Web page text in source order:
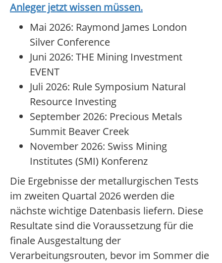
Anleger jetzt wissen müssen.
Mai 2026: Raymond James London
Silver Conference
Juni 2026: THE Mining Investment
EVENT
Juli 2026: Rule Symposium Natural
Resource Investing
September 2026: Precious Metals
Summit Beaver Creek
November 2026: Swiss Mining
Institutes (SMI) Konferenz
Die Ergebnisse der metallurgischen Tests
im zweiten Quartal 2026 werden die
nächste wichtige Datenbasis liefern. Diese
Resultate sind die Voraussetzung für die
finale Ausgestaltung der
Verarbeitungsrouten, bevor im Sommer die